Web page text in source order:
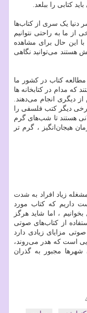
کتابی را ببلعد.
دنیا یک سری از کتاب‌ها
از ما به راحتی نتوانیم
با این حال برای مشاهده
هستند می‌توانید نگاهی
کتاب در کشور ما
که مدام در کتابخانه ها
دیگری انجام می‌دهند.
دیگر کتب فلسفی را
هستند تا شب‌های گرم
هیجان‌انگیز ، گرم تر
زیاد افراد به شدت
داریم که کتاب مورد
، اما شاید هرگز
از کتاب‌های صوتی
مزایای زیادی دارد
است که هدر می‌روند،
شهرها مجبور به گذران